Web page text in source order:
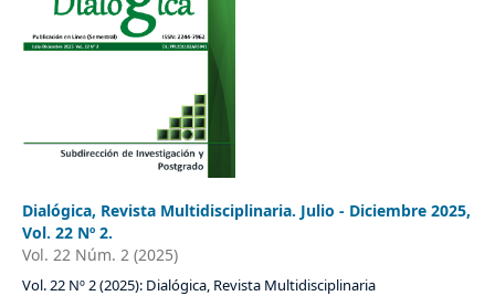
Dialógica, Revista Multidisciplinaria. Julio - Diciembre 2025,
Vol. 22 Nº 2.
Vol. 22 Núm. 2 (2025)
Vol. 22 Nº 2 (2025): Dialógica, Revista Multidisciplinaria